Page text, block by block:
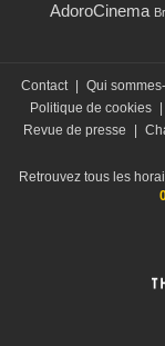
AdoroCinema
Contact Qui
Politique de cookies
Revue de presse
Retrouvez tous les